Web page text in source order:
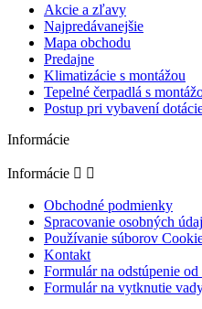
Akcie a zľavy
Najpredávanejšie
Mapa obchodu
Predajne
Klimatizácie s montážou
Tepelné čerpadlá s
Postup pri vybavení
Informácie
Informácie  
Obchodné podmienky
Spracovanie osobných
Používanie súborov
Kontakt
Formulár na odstúpenie
Formulár na vytknutie